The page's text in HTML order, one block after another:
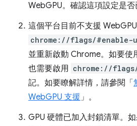
WebGPU。確認這項設定是
這個平台目前不支援
chrome://flags/#enable-
並重新啟動 Chrome。如要使
也需要啟用 chrome://
記。如要瞭解詳情，請參閱「
WebGPU 支援」。
GPU 硬體已加入封鎖清單。